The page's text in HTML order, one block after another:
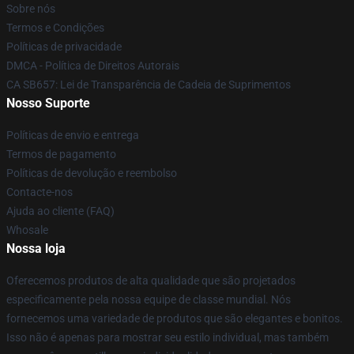
Sobre nós
Termos e Condições
Políticas de privacidade
DMCA - Política de Direitos Autorais
CA SB657: Lei de Transparência de Cadeia de Suprimentos
Nosso Suporte
Políticas de envio e entrega
Termos de pagamento
Políticas de devolução e reembolso
Contacte-nos
Ajuda ao cliente (FAQ)
Whosale
Nossa loja
Oferecemos produtos de alta qualidade que são projetados
especificamente pela nossa equipe de classe mundial. Nós
fornecemos uma variedade de produtos que são elegantes e bonitos.
Isso não é apenas para mostrar seu estilo individual, mas também